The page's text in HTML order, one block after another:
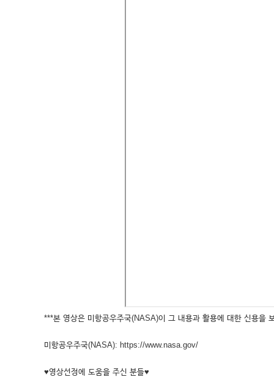
***본 영상은 미항공우주국(NASA)이 그 내용과 활용에 대한 신용을
미항공우주국(NASA): https://www.nasa.gov/
♥영상선정에 도움을 주신 분들♥